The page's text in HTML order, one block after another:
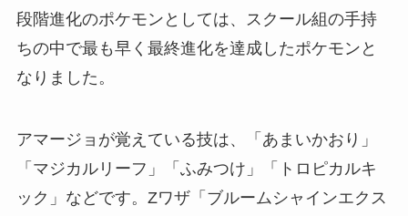
段階進化のポケモンとしては、スクール組の手持
ちの中で最も早く最終進化を達成したポケモンと
なりました。
アマージョが覚えている技は、「あまいかおり」
「マジカルリーフ」「ふみつけ」「トロピカルキ
ック」などです。Zワザ「ブルームシャインエクス